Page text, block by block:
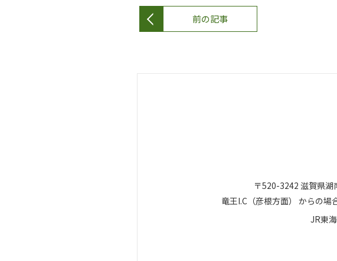
前の記事
〒520-3242 滋賀県湖
竜王I.C（彦根方面） からの場
JR東